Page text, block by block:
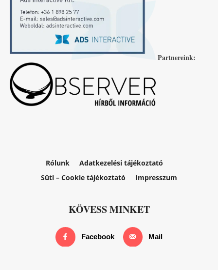
Partnereink:
Rólunk
Adatkezelési tájékoztató
Süti – Cookie tájékoztató
Impresszum
KÖVESS MINKET
Facebook Mail